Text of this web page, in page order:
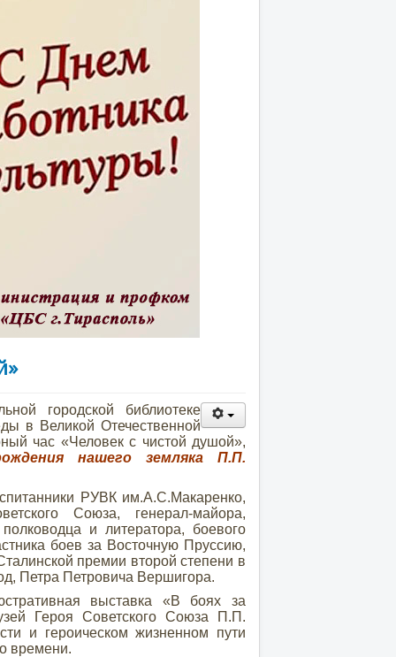
городской библиотеке
в Великой Отечественной
час «Человек с чистой душой»,
нашего земляка П.П.
РУВК им.А.С.Макаренко,
Союза, генерал-майора,
и литератора, боевого
боев за Восточную Пруссию,
премии второй степени в
Петра Петровича Вершигора.
выставка «В боях за
Героя Советского Союза П.П.
и героическом жизненном пути
времени.